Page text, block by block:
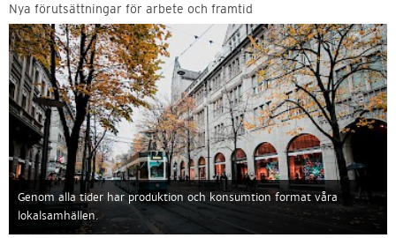
Nya förutsättningar för arbete och framtid
Genom alla tider har produktion och konsumtion format våra
lokalsamhällen.